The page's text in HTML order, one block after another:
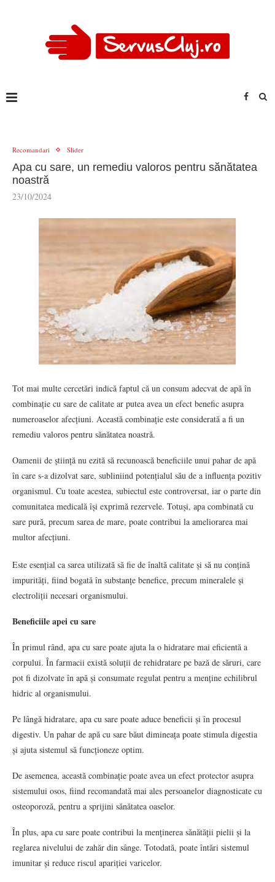
Recomandari Slider
Apa cu sare, un remediu valoros pentru sănătatea
noastră
23/10/2024
Tot mai multe cercetări indică faptul că un consum adecvat de apă în
combinație cu sare de calitate ar putea avea un efect benefic asupra
numeroaselor afecțiuni. Această combinație este considerată a fi un
remediu valoros pentru sănătatea noastră.
Oamenii de știință nu ezită să recunoască beneficiile unui pahar de apă
în care s-a dizolvat sare, subliniind potențialul său de a influența pozitiv
organismul. Cu toate acestea, subiectul este controversat, iar o parte din
comunitatea medicală își exprimă rezervele. Totuși, apa combinată cu
sare pură, precum sarea de mare, poate contribui la ameliorarea mai
multor afecțiuni.
Este esențial ca sarea utilizată să fie de înaltă calitate și să nu conțină
impurități, fiind bogată în substanțe benefice, precum mineralele și
electroliții necesari organismului.
Beneficiile apei cu sare
În primul rând, apa cu sare poate ajuta la o hidratare mai eficientă a
corpului. În farmacii există soluții de rehidratare pe bază de săruri, care
pot fi dizolvate în apă și consumate regulat pentru a menține echilibrul
hidric al organismului.
Pe lângă hidratare, apa cu sare poate aduce beneficii și în procesul
digestiv. Un pahar de apă cu sare băut dimineața poate stimula digestia
și ajuta sistemul să funcționeze optim.
De asemenea, această combinație poate avea un efect protector asupra
sistemului osos, fiind recomandată mai ales persoanelor diagnosticate cu
osteoporoză, pentru a sprijini sănătatea oaselor.
În plus, apa cu sare poate contribui la menținerea sănătății pielii și la
reglarea nivelului de zahăr din sânge. Totodată, poate întări sistemul
imunitar și reduce riscul apariției varicelor.